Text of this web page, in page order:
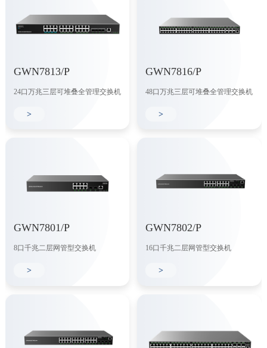
GWN7813/P
24口万兆三层可堆叠全管理交换机
>
GWN7816/P
48口万兆三层可堆叠全管理交换机
>
GWN7801/P
8口千兆二层网管型交换机
>
GWN7802/P
16口千兆二层网管型交换机
>